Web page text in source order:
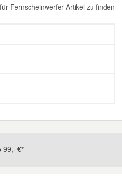
Fernscheinwerfer Artikel zu finden
99,- €*